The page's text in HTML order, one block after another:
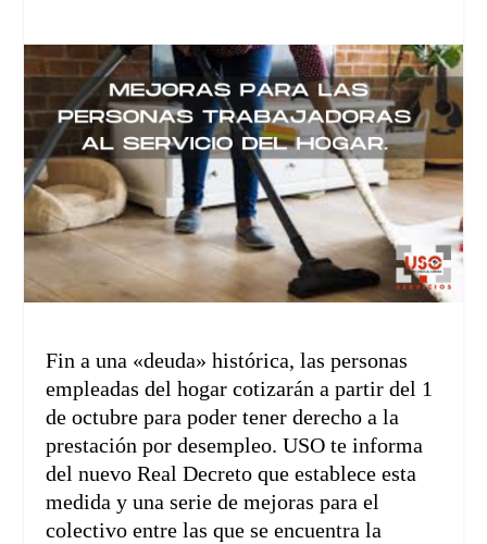
Fin a una «deuda» histórica, las personas
empleadas del hogar cotizarán a partir del 1
de octubre para poder tener derecho a la
prestación por desempleo. USO te informa
del nuevo Real Decreto que establece esta
medida y una serie de mejoras para el
colectivo entre las que se encuentra la